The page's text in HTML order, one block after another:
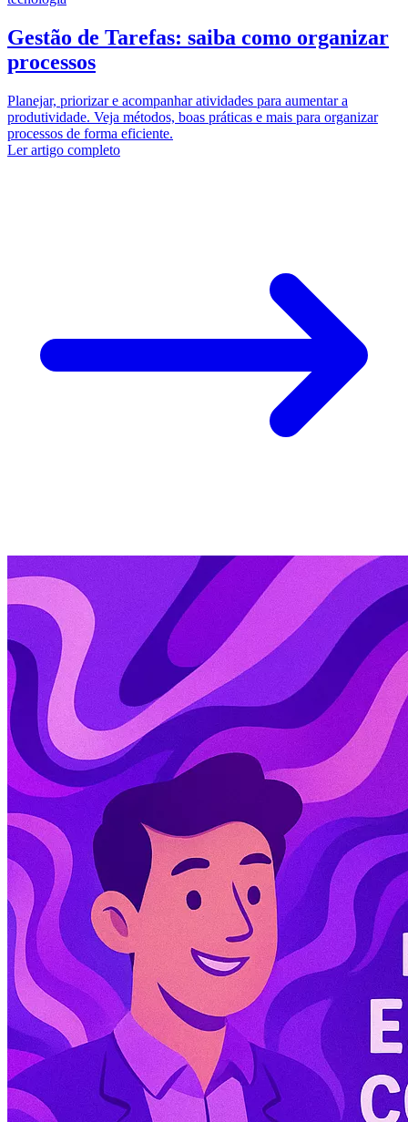
Gestão de Tarefas: saiba como organizar
processos
Planejar, priorizar e acompanhar atividades para aumentar a
produtividade. Veja métodos, boas práticas e mais para organizar
processos de forma eficiente.
Ler artigo completo